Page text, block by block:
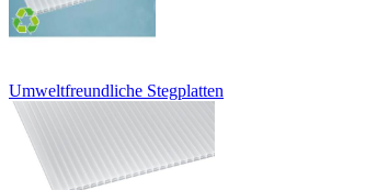
Umweltfreundliche Stegplatten